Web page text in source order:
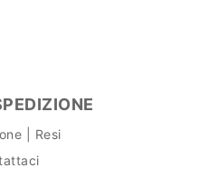
| Resi